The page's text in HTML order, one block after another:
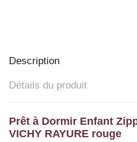
Description
Détails du produit
Prêt à Dormir Enfant
VICHY RAYURE rouge